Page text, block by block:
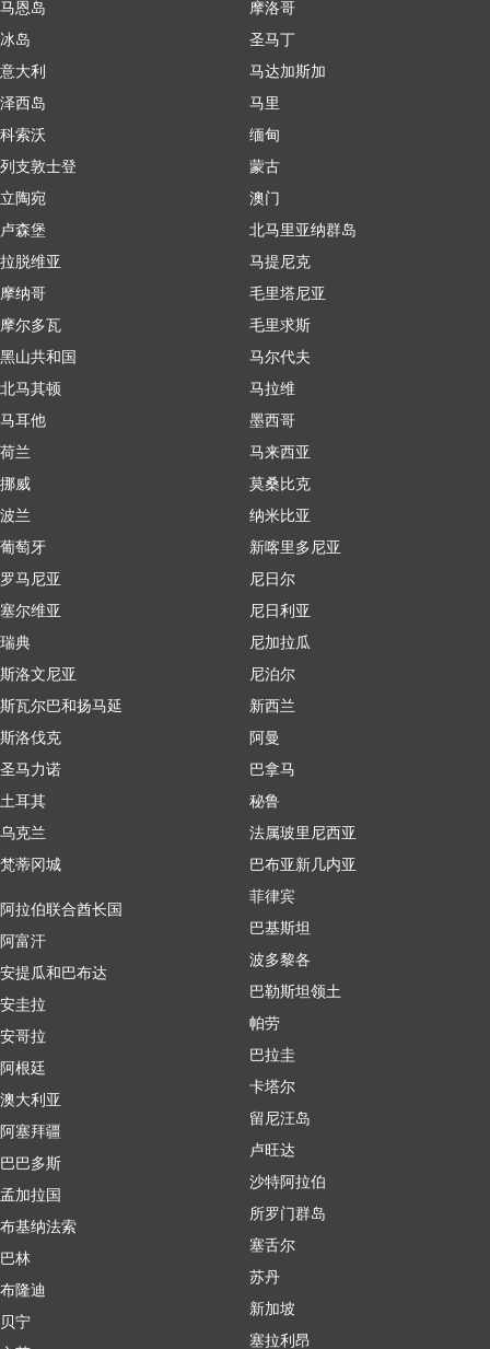
马恩岛
冰岛
意大利
泽西岛
科索沃
列支敦士登
立陶宛
卢森堡
拉脱维亚
摩纳哥
摩尔多瓦
黑山共和国
北马其顿
马耳他
荷兰
挪威
波兰
葡萄牙
罗马尼亚
塞尔维亚
瑞典
斯洛文尼亚
斯瓦尔巴和扬马延
斯洛伐克
圣马力诺
土耳其
乌克兰
梵蒂冈城
阿拉伯联合酋长国
阿富汗
安提瓜和巴布达
安圭拉
安哥拉
阿根廷
澳大利亚
阿塞拜疆
巴巴多斯
孟加拉国
布基纳法索
巴林
布隆迪
贝宁
摩洛哥
圣马丁
马达加斯加
马里
缅甸
蒙古
澳门
北马里亚纳群岛
马提尼克
毛里塔尼亚
毛里求斯
马尔代夫
马拉维
墨西哥
马来西亚
莫桑比克
纳米比亚
新喀里多尼亚
尼日尔
尼日利亚
尼加拉瓜
尼泊尔
新西兰
阿曼
巴拿马
秘鲁
法属玻里尼西亚
巴布亚新几内亚
菲律宾
巴基斯坦
波多黎各
巴勒斯坦领土
帕劳
巴拉圭
卡塔尔
留尼汪岛
卢旺达
沙特阿拉伯
所罗门群岛
塞舌尔
苏丹
新加坡
塞拉利昂